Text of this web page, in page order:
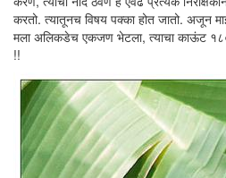
करतो. त्यातूनच विषय पक्का होत जातो. अजून
मला अलिकडेच एकजण भेटला, त्याचा काऊंट १८००
!!